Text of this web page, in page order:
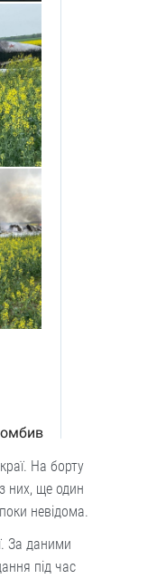
На борту
них, ще один
невідома.
За даними
під час